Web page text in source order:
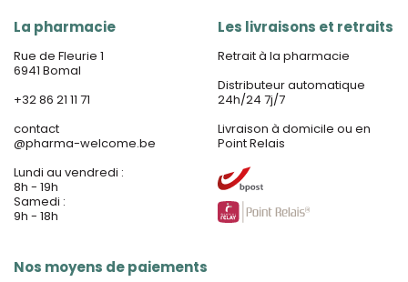
La pharmacie
Rue de Fleurie 1
6941 Bomal
+32 86 21 11 71
contact
@pharma-welcome.be
Lundi au vendredi :
8h - 19h
Samedi :
9h - 18h
Nos moyens de paiements
Les livraisons et retraits
Retrait à la pharmacie
Distributeur automatique
24h/24 7j/7
Livraison à domicile ou en
Point Relais